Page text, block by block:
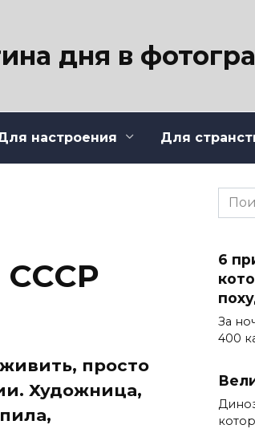
дня в
настроения Для
СССР
просто
Художница,
for:
6
За
400